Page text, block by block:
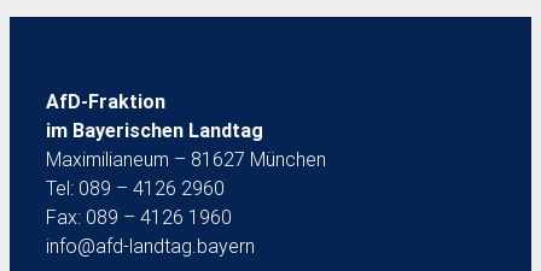
AfD-Fraktion
im Bayerischen Landtag
Maximilianeum – 81627 München
Tel: 089 – 4126 2960
Fax: 089 – 4126 1960
info@afd-landtag.bayern